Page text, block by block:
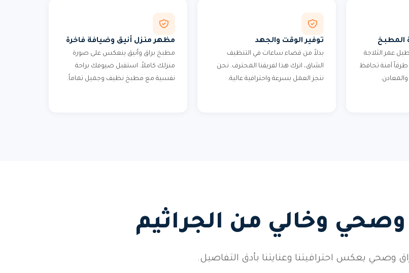
المطبخ
عمر الثلاجة
طرقاً آمنة تحافظ
والمعادن.
توفير الوقت والجهد
بدلاً من قضاء ساعات في التنظيف
الشاق، اترك هذا لفريقنا المحترف. نحن
ننجز العمل بسرعة واحترافية عالية.
مظهر منزل أنيق وضيافة فاخرة
مطبخ براق وأنيق ينعكس على صورة
منزلك كاملاً. استقبل ضيوفك براحة
نفسية مع مطبخ نظيف وجميل تماماً.
وخالي من الجراثيم
وصحي يعكس احترافيتنا وعنايتنا بأدق التفاصيل.